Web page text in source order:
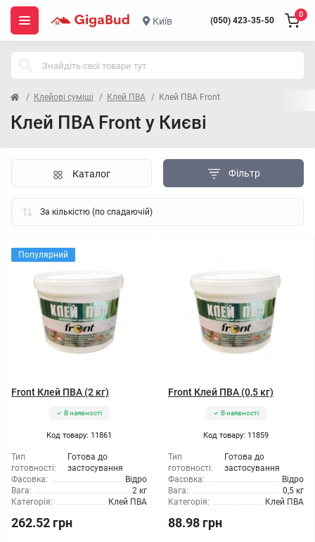
Київ (050) 423-35-50
0
Клейові суміші Клей ПВА Клей ПВА Front
Клей ПВА Front у Києві
Фільтр
Каталог
Популярний
Front Клей ПВА (2 кг)
В наявності
Код товару: 11861
Тип
готовності:
Готова до
застосування
Фасовка:
Відро
Вага:
2 кг
Категорія:
Клей ПВА
262.52 грн
Front Клей ПВА (0,5 кг)
В наявності
Код товару: 11859
Тип
готовності:
Готова до
застосування
Фасовка:
Відро
Вага:
0,5 кг
Категорія:
Клей ПВА
88.98 грн